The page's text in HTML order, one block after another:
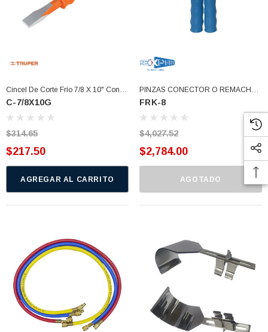
Cincel De Corte Frío 7/8 X 10" Con
Grip, Truper 12278 (C-7/8X10G)
C-7/8X10G
$314.65
$217.50
AGREGAR AL CARRITO
PINZAS CONECTOR O REMACHE
ALUMINIO PARA SISTEMAS R600
(FRK-8)
FRK-8
$4,027.52
$2,784.00
AGOTADO